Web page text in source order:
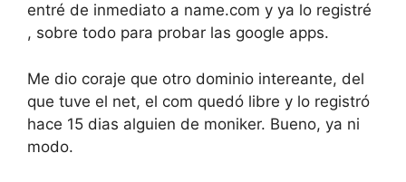
entré de inmediato a name.com y ya lo registré
, sobre todo para probar las google apps.
Me dio coraje que otro dominio intereante, del
que tuve el net, el com quedó libre y lo registró
hace 15 dias alguien de moniker. Bueno, ya ni
modo.